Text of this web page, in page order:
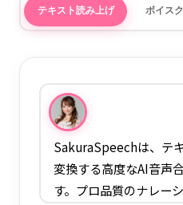
テキスト読み上げ ボイス